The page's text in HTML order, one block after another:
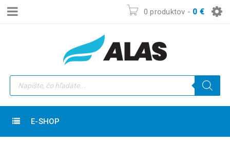
0 produktov - 0 €
E-SHOP